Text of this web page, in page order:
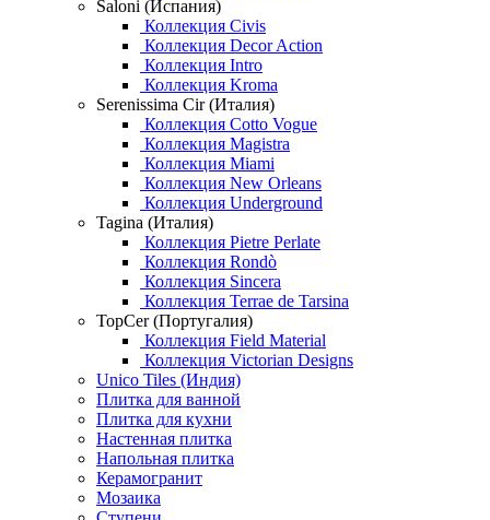
Saloni (Испания)
Коллекция Civis
Коллекция Decor Action
Коллекция Intro
Коллекция Kroma
Serenissima Cir (Италия)
Коллекция Cotto Vogue
Коллекция Magistra
Коллекция Miami
Коллекция New Orleans
Коллекция Underground
Tagina (Италия)
Коллекция Pietre Perlate
Коллекция Rondò
Коллекция Sincera
Коллекция Terrae de Tarsina
TopCer (Португалия)
Коллекция Field Material
Коллекция Victorian Designs
Unico Tiles (Индия)
Плитка для ванной
Плитка для кухни
Настенная плитка
Напольная плитка
Керамогранит
Мозаика